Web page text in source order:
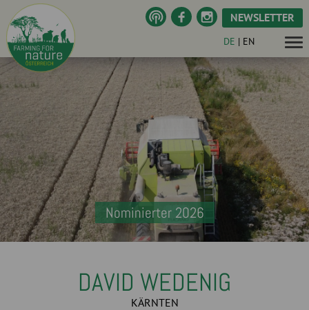
NEWSLETTER
DE | EN
Nominierter 2026
DAVID WEDENIG
KÄRNTEN